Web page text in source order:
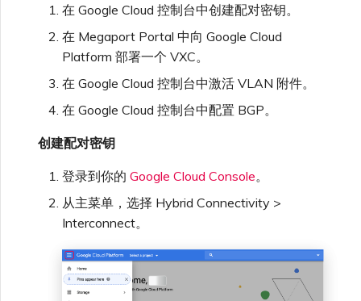
在 Google Cloud 控制台中创建配对密钥。
在 Megaport Portal 中向 Google Cloud
Platform 部署一个 VXC。
在 Google Cloud 控制台中激活 VLAN 附件。
在 Google Cloud 控制台中配置 BGP。
创建配对密钥
登录到你的 Google Cloud Console。
从主菜单，选择 Hybrid Connectivity >
Interconnect。